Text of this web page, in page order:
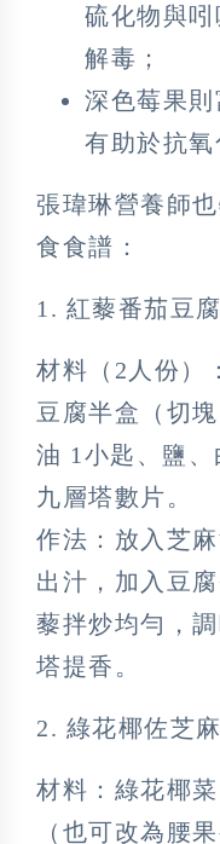
硫化物與
解毒；
深色莓果則
有助於抗氧
張瑋琳營養師
食食譜：
1. 紅藜番茄豆腐
材料（2人份）
豆腐半盒（切
油 1小匙、鹽
九層塔數片。
作法：放入芝
出汁，加入豆
藜拌炒均勻，
塔提香。
2. 綠花椰佐芝
材料：綠花椰
（也可改為腰